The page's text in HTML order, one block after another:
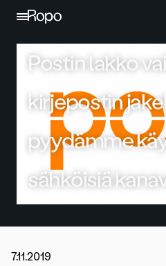
Jatka sisältöön
Postin lakko
kirjepostin
pyydämme
sähköisiä
7.11.2019